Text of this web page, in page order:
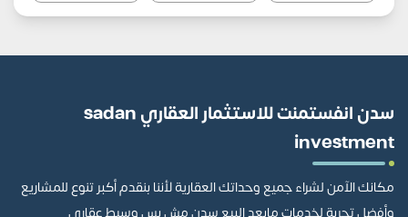
سدن انفستمنت للاستثمار العقاري sadan
investment
مكانك الآمن لشراء جميع وحداتك العقارية لأننا بنقدم أكبر تنوع للمشاريع